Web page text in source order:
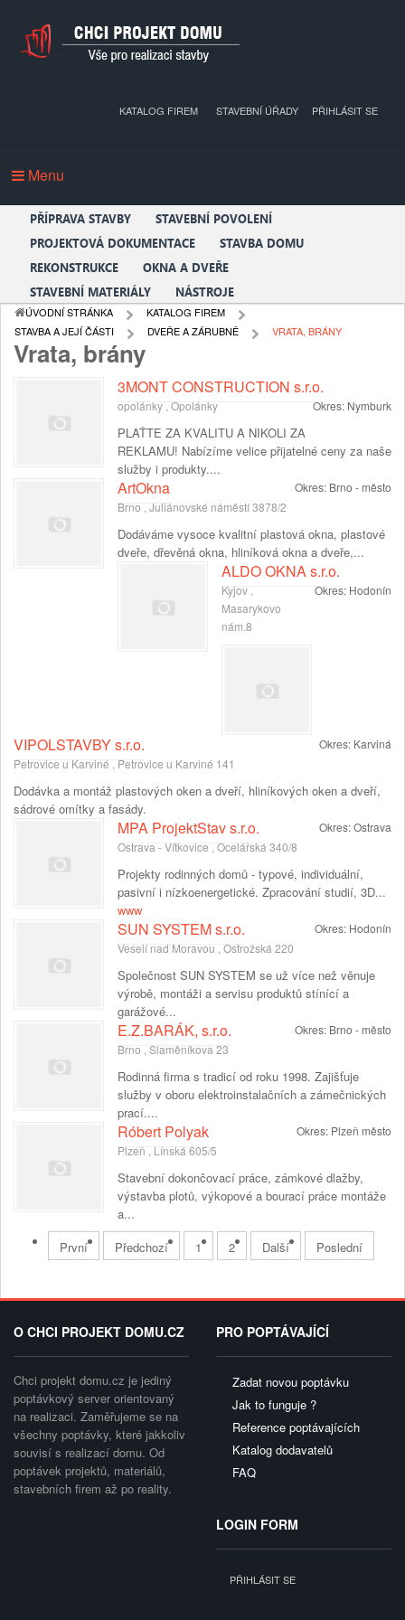
PŘIHLÁSIT SE
KATALOG FIREM STAVEBNÍ ÚŘADY
Menu
PŘÍPRAVA STAVBY
STAVEBNÍ POVOLENÍ
PROJEKTOVÁ DOKUMENTACE
STAVBA DOMU
REKONSTRUKCE
OKNA A DVEŘE
STAVEBNÍ MATERIÁLY
NÁSTROJE
ÚVODNÍ STRÁNKA
KATALOG FIREM
STAVBA A JEJÍ ČÁSTI
DVEŘE A ZÁRUBNĚ VRATA, BRÁNY
Vrata, brány
3MONT CONSTRUCTION s.r.o.
Okres: Nymburk
opolánky , Opolánky
PLAŤTE ZA KVALITU A NIKOLI ZA
REKLAMU! Nabízíme velice přijatelné ceny za naše
služby i produkty....
ArtOkna Okres: Brno - město
Brno , Juliánovské náměstí 3878/2
Dodáváme vysoce kvalitní plastová okna, plastové
dveře, dřevěná okna, hliníková okna a dveře,...
ALDO OKNA s.r.o.
Okres: Hodonín
Kyjov ,
Masarykovo
nám.8
VIPOLSTAVBY s.r.o. Okres: Karviná
Petrovice u Karviné , Petrovice u Karviné 141
Dodávka a montáž plastových oken a dveří, hliníkových oken a dveří,
sádrové omítky a fasády.
MPA ProjektStav s.r.o. Okres:Ostrava
Ostrava - Vítkovice , Ocelářská 340/8
Projekty rodinných domů - typové, individuální,
pasivní i nízkoenergetické. Zpracování studií, 3D...
www
SUN SYSTEM s.r.o. Okres: Hodonín
Veselí nad Moravou , Ostrožská 220
Společnost SUN SYSTEM se už více než věnuje
výrobě, montáži a servisu produktů stínící a
garážové...
E.Z.BARÁK, s.r.o. Okres: Brno - město
Brno , Slaměníkova 23
Rodinná firma s tradicí od roku 1998. Zajišťuje
služby v oboru elektroinstalačních a zámečnických
prací....
Róbert Polyak Okres: Plzeň město
Plzeň , Línská 605/5
Stavební dokončovací práce, zámkové dlažby,
výstavba plotů, výkopové a bourací práce montáže
a...
První
Předchozí 1 2 Další Poslední
O CHCI PROJEKT DOMU.CZ
Chci projekt domu.cz je jediný
poptávkový server orientovaný
na realizaci. Zaměřujeme se na
všechny poptávky, které jakkoliv
souvisí s realizací domu. Od
poptávek projektů, materiálů,
stavebních firem až po reality.
PRO POPTÁVAJÍCÍ
Zadat novou poptávku
Jak to funguje ?
Reference poptávajících
Katalog dodavatelů
FAQ
LOGIN FORM
PŘIHLÁSIT SE